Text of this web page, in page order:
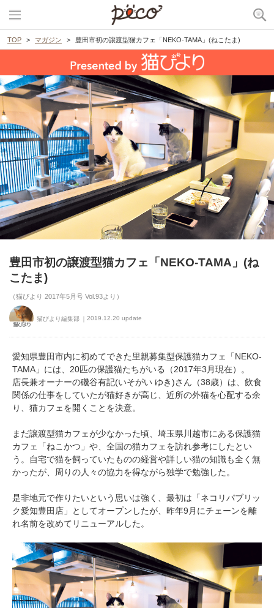
TOP マガジン 豊田市初の譲渡型猫カフェ「NEKO-TAMA」(ねこたま)
豊田市初の譲渡型猫カフェ「NEKO-TAMA」(ね
こたま)
（猫びより 2017年5月号 Vol.93より）
猫びより編集部 2019.12.20 update
愛知県豊田市内に初めてできた里親募集型保護猫カフェ「NEKO-
TAMA」には、20匹の保護猫たちがいる（2017年3月現在）。
店長兼オーナーの磯谷有記(いそがい ゆき)さん（38歳）は、飲食
関係の仕事をしていたが猫好きが高じ、近所の外猫を心配する余
り、猫カフェを開くことを決意。
まだ譲渡型猫カフェが少なかった頃、埼玉県川越市にある保護猫
カフェ「ねこかつ」や、全国の猫カフェを訪れ参考にしたとい
う。自宅で猫を飼っていたものの経営や詳しい猫の知識も全く無
かったが、周りの人々の協力を得ながら独学で勉強した。
是非地元で作りたいという思いは強く、最初は「ネコリパブリッ
ク愛知豊田店」としてオープンしたが、昨年9月にチェーンを離
れ名前を改めてリニューアルした。